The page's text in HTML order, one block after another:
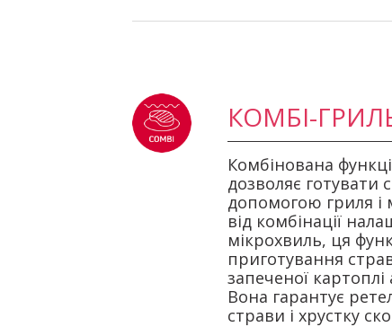
КОМБІ-
Комбінована
дозволяє готувати
допомогою гриля і
від комбінації
мікрохвиль, ця
приготування
запеченої картоплі
Вона гарантує
страви і хрустку